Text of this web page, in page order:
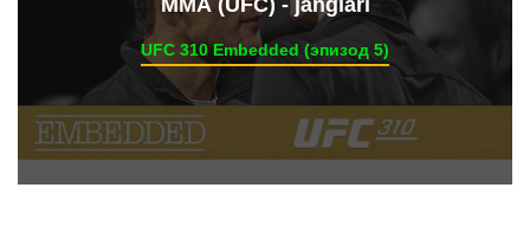
UFC 310 Embedded (эпизод 5)